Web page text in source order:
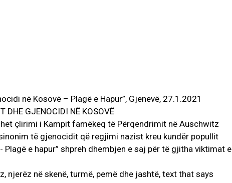
në Kosovë – Plagë e Hapur”, Gjenevë, 27.1.2021
DHE GJENOCIDI NË KOSOVË
çlirimi i Kampit famëkeq të Përqendrimit në Auschwitz
të gjenocidit që regjimi nazist kreu kundër popullit
Plagë e hapur” shpreh dhembjen e saj për të gjitha viktimat e